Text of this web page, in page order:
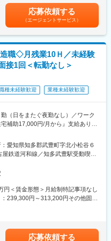
あり、防衛用弾薬類、火薬類、填
造・組立て・評価試験から販売を
explosive
です。現在では、機能材料、化
ス、防錆の5つの部門へ事業展開を
務
ています。
技術を習得し、将来的には研究所
、学ぶ意欲のある方を歓迎しま
則週1回可能です。事情によりご相
望に応じて、他の製造部門などへ
当あり（超過勤務手当ほか）独身
独身寮、社宅、借上寮又は借上社
給賃金はあくまでも目安の金額で
能性があります。月給(月額)は固定
応募依頼する
（エージェントサービス）
造職◇月残業10Ｈ／未経験
接1回＜転勤なし＞
種未経験歓迎 業種未経験歓迎
（日をまたぐ夜勤なし）／ワーク
補助17,000円/月から』支給あり／
業務をお任せ致します。具体的に
す。
み・容器等への充填作業
製品の包装・梱包
愛知県知多郡武豊町字北小松谷６
鉄道河和線／知多武豊駅受動喫煙
更の範囲：会社の定める事業所
円＜賃金形態＞月給制特記事項なし
239,300円～313,200円その他固定
当社基準により決定します。■職種
応募依頼する